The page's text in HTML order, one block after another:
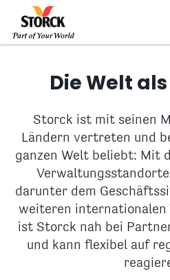
Die Welt
Storck ist mit seinen
Ländern vertreten und
ganzen Welt beliebt: Mit
darunter dem
weiteren
ist Storck nah bei
und kann flexibel auf